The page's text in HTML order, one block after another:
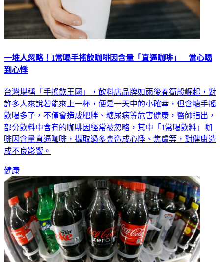
一堆人忽略！1常喝手搖飲咖啡因含量「直逼咖啡」 當心喝
到心悸
台灣堪稱「手搖飲王國」，飲料店品牌如雨後春筍般崛起，對
許多人來說若能來上一杯，便是一天中的小確幸，但含糖手搖
飲喝多了，不僅會造成肥胖、糖尿病等危害健康，醫師指出，
部分飲料中含有的咖啡因經常被忽略，其中「1常喝飲料」咖
啡因含量直逼咖啡，攝取過多會造成心悸、焦慮等，對健康造
成不良影響。
健康